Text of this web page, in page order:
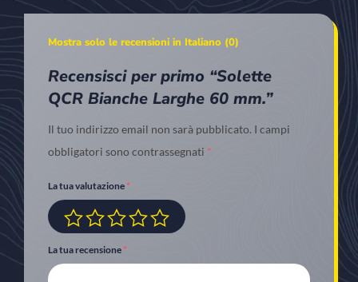
Mostra solo le recensioni in Italiano (0)
Recensisci per primo “Solette
QCR Bianche Larghe 60 mm.”
Il tuo indirizzo email non sarà pubblicato. I campi
obbligatori sono contrassegnati *
La tua valutazione *
La tua recensione*